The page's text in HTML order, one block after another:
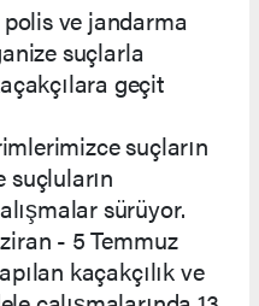
polis ve jandarma
suçlarla
geçit
suçların
suçluların
sürüyor.
- 5 Temmuz
kaçakçılık ve